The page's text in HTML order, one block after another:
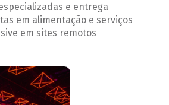
e entrega
em alimentação e serviços
em sites remotos